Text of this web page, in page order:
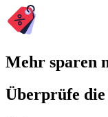
Mehr sparen
Überprüfe die